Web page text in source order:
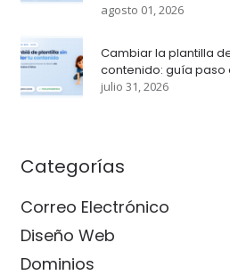
agosto 01, 2026
Cambiar la plantilla
contenido: guía paso
julio 31, 2026
Categorías
Correo Electrónico
Diseño Web
Dominios